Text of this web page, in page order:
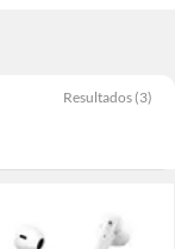
Resultados (3)